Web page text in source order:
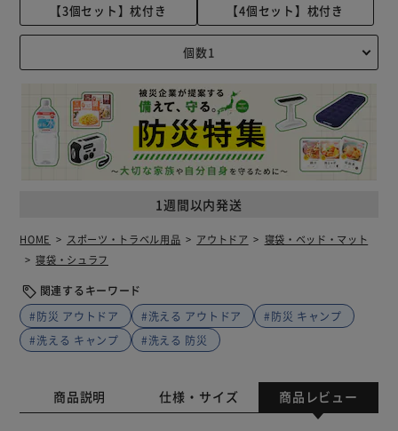
【3個セット】枕付き
【4個セット】枕付き
1週間以内発送
HOME スポーツ・トラベル用品 アウトドア
寝袋・ベッド・マット
寝袋・シュラフ
関連するキーワード
#防災 アウトドア
#洗える アウトドア
#防災 キャンプ
#洗える キャンプ
#洗える 防災
商品説明 仕様・サイズ 商品レビュー